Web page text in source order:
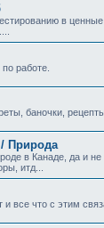
в
работе.
баночки,
Природа
в Канаде, да и
итд...
и все что с этим